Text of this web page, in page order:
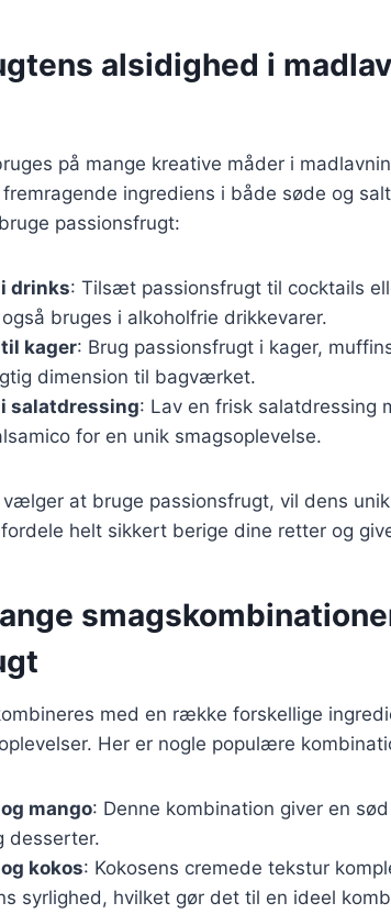
alsidighed i
på mange kreative måder i
ingrediens i både søde og
passionsfrugt:
drinks: Tilsæt passionsfrugt til cocktails
bruges i alkoholfrie drikkevarer.
kager: Brug passionsfrugt i kager,
dimension til bagværket.
salatdressing: Lav en frisk salatdressing
for en unik smagsoplevelse.
at bruge passionsfrugt, vil dens
helt sikkert berige dine retter og
med en række forskellige
Her er nogle populære
mango: Denne kombination giver en
desserter.
kokos: Kokosens cremede tekstur
syrlighed, hvilket gør det til en ideel